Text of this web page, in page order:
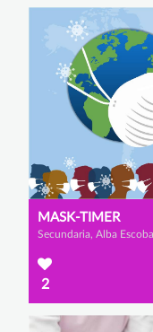
MASK-TIMER
2